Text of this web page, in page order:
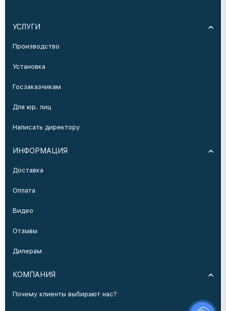
УСЛУГИ
Производство
Установка
Госзаказчикам
Для юр. лиц
Написать директору
ИНФОРМАЦИЯ
Доставка
Оплата
Видео
Отзывы
Дилерам
КОМПАНИЯ
Почему клиенты выбирают нас?